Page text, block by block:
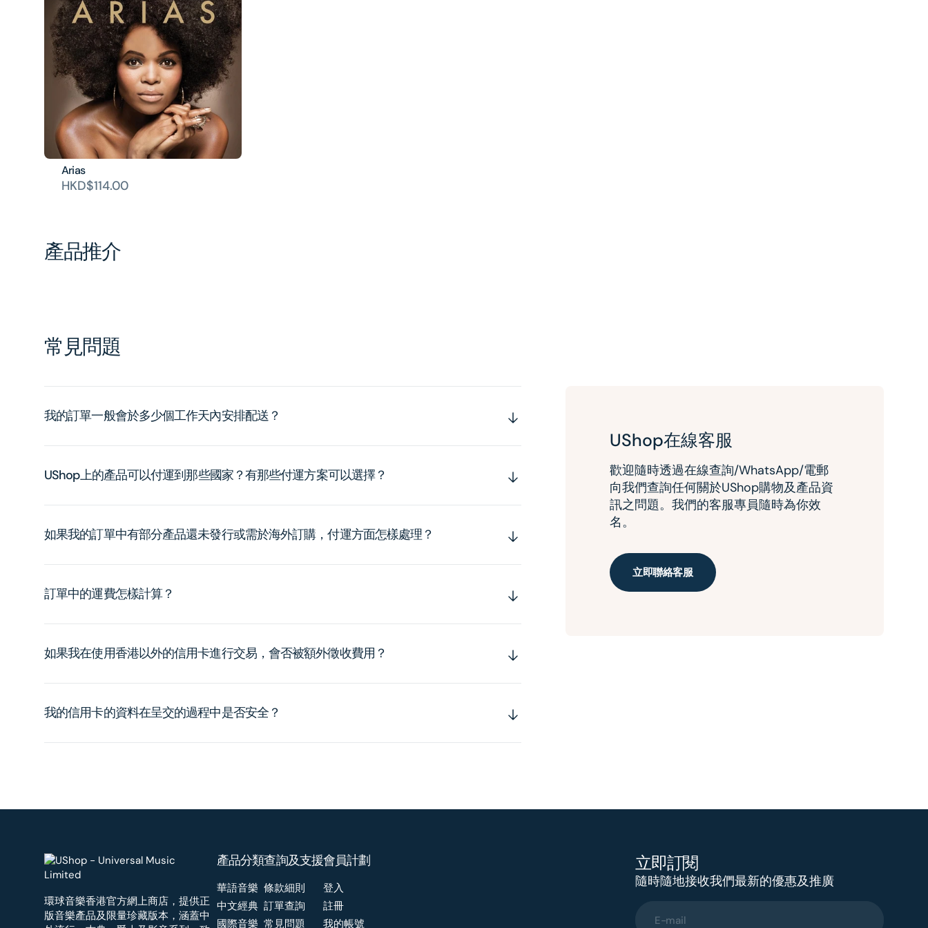
Arias
HKD$114.00
產品推介
常見問題
我的訂單一般會於多少個工作天內安排配送？
UShop上的產品可以付運到那些國家？有那些付運方案可以選擇？
如果我的訂單中有部分產品還未發行或需於海外訂購，付運方面怎樣處理？
訂單中的運費怎樣計算？
如果我在使用香港以外的信用卡進行交易，會否被額外徵收費用？
我的信用卡的資料在呈交的過程中是否安全？
UShop在線客服
歡迎隨時透過在線查詢/WhatsApp/電郵
向我們查詢任何關於UShop購物及產品資
訊之問題。我們的客服專員隨時為你效
名。
立即聯絡客服
環球音樂香港官方網上商店，提供正
版音樂產品及限量珍藏版本，涵蓋中
產品分類
華語音樂
中文經典
國際音樂
查詢及支援
條款細則
訂單查詢
常見問題
會員計劃
登入
註冊
我的帳號
立即訂閱
隨時隨地接收我們最新的優惠及推廣
E-mail